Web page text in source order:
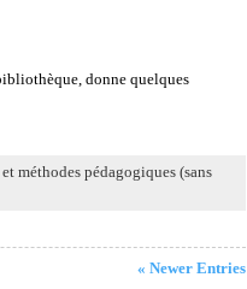
donne quelques
méthodes pédagogiques (sans
« Newer Entries